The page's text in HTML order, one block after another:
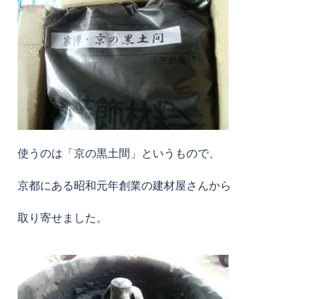
使うのは「京の黒土間」というもので、
京都にある昭和元年創業の建材屋さんから
取り寄せました。